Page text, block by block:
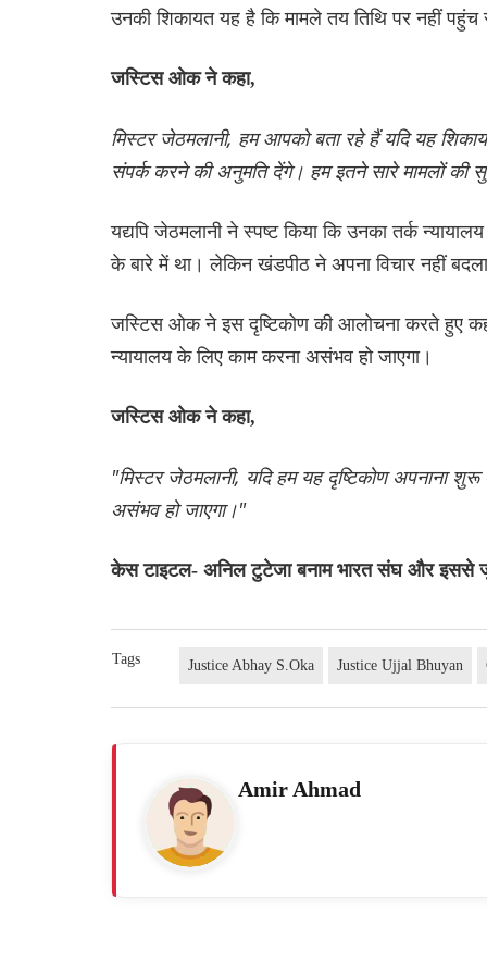
उनकी शिकायत यह है कि मामले तय तिथि पर नहीं
जस्टिस ओक ने कहा,
मिस्टर जेठमलानी, हम आपको बता रहे हैं यदि यह
संपर्क करने की अनुमति देंगे। हम इतने सारे मामलों
यद्यपि जेठमलानी ने स्पष्ट किया कि उनका तर्क
के बारे में था। लेकिन खंडपीठ ने अपना विचार नहीं
जस्टिस ओक ने इस दृष्टिकोण की आलोचना करते हुए
न्यायालय के लिए काम करना असंभव हो जाएगा।
जस्टिस ओक ने कहा,
"मिस्टर जेठमलानी, यदि हम यह दृष्टिकोण अपनाना
असंभव हो जाएगा।"
केस टाइटल- अनिल टुटेजा बनाम भारत संघ और इससे
Tags Justice Abhay S.Oka Justice Ujjal Bhuyan
Amir Ahmad